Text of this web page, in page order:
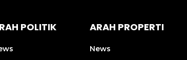
POLITIK ARAH PROPERTI
News